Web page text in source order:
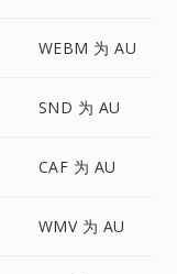
WEBM 为 AU
SND 为 AU
CAF 为 AU
WMV 为 AU